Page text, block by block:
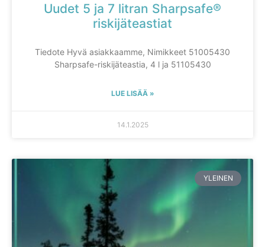
Uudet 5 ja 7 litran Sharpsafe®
riskijäteastiat
Tiedote Hyvä asiakkaamme, Nimikkeet 51005430
Sharpsafe-riskijäteastia, 4 l ja 51105430
LUE LISÄÄ »
14.1.2025
YLEINEN